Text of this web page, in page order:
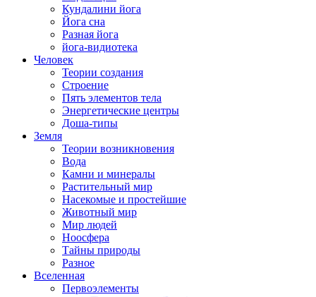
Кундалини йога
Йога сна
Разная йога
йога-видиотека
Человек
Теории создания
Строение
Пять элементов тела
Энергетические центры
Доша-типы
Земля
Теории возникновения
Вода
Камни и минералы
Растительный мир
Насекомые и простейшие
Животный мир
Мир людей
Ноосфера
Тайны природы
Разное
Вселенная
Первоэлементы